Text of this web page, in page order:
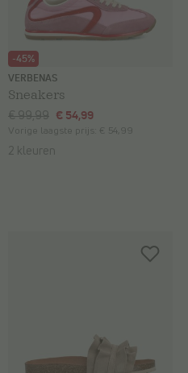
-45%
VERBENAS
Sneakers
€ 99,99 € 54,99
Vorige laagste prijs: € 54,99
2 kleuren